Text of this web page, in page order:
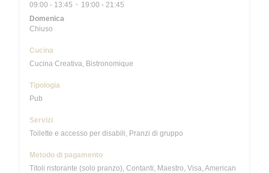
09:00 - 13:45 •
19:00 - 21:45
Domenica
Chiuso
Cucina
Cucina Creativa, Bistronomique
Tipologia
Pub
Servizi
Toilette e accesso per disabili, Pranzi di gruppo
Metodo di pagamento
Titoli ristorante (solo pranzo), Contanti, Maestro, Visa, American